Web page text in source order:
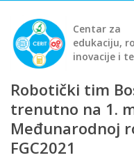
Centar za
edukaciju,
inovacije i
Robotički tim
trenutno na 1.
Međunarodnoj
FGC2021